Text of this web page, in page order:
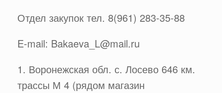
Отдел закупок тел. 8(961) 283-35-88
E-mail: Bakaeva_L@mail.ru
1. Воронежская обл. с. Лосево 646 км.
трассы М 4 (рядом магазин